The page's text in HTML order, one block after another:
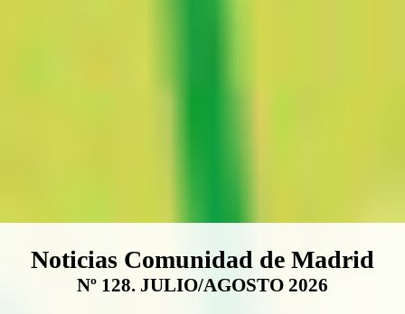
Boletín Noticias Comunidad de
Noticias Comunidad de Madrid
Nº 128. JULIO/AGOSTO 2026